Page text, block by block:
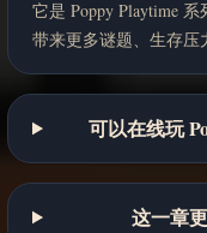
它是 Poppy Playtime
带来更多谜题、生存压
可以在线玩
这一章